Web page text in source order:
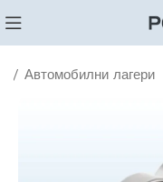
Автомобилни лагери